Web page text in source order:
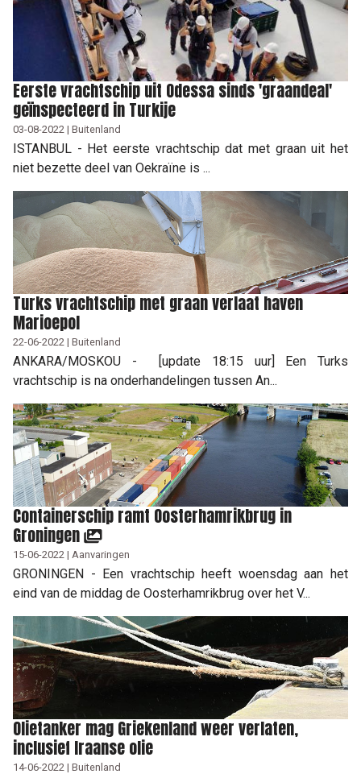
Eerste vrachtschip uit Odessa sinds 'graandeal'
geïnspecteerd in Turkije
03-08-2022 | Buitenland
ISTANBUL - Het eerste vrachtschip dat met graan uit het
niet bezette deel van Oekraïne is ...
Turks vrachtschip met graan verlaat haven
Marioepol
22-06-2022 | Buitenland
ANKARA/MOSKOU - [update 18:15 uur] Een Turks
vrachtschip is na onderhandelingen tussen An...
Containerschip ramt Oosterhamrikbrug in
Groningen
15-06-2022 | Aanvaringen
GRONINGEN - Een vrachtschip heeft woensdag aan het
eind van de middag de Oosterhamrikbrug over het V...
Olietanker mag Griekenland weer verlaten,
inclusief Iraanse olie
14-06-2022 | Buitenland